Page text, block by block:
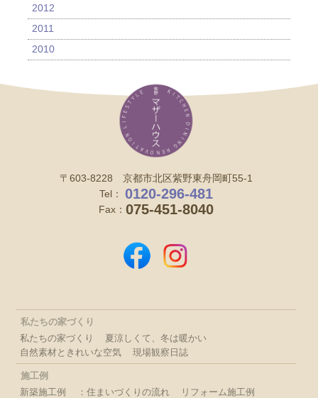
2012
2011
2010
〒603-8228 京都市北区紫野東舟岡町55-1
Tel：
0120-296-481
Fax： 075-451-8040
私たちの家づくり
私たちの家づくり
夏涼しくて、冬は暖かい
自然素材ときれいな空気
現場観察日誌
施工例
新築施工例
：住まいづくりの流れ
リフォーム施工例